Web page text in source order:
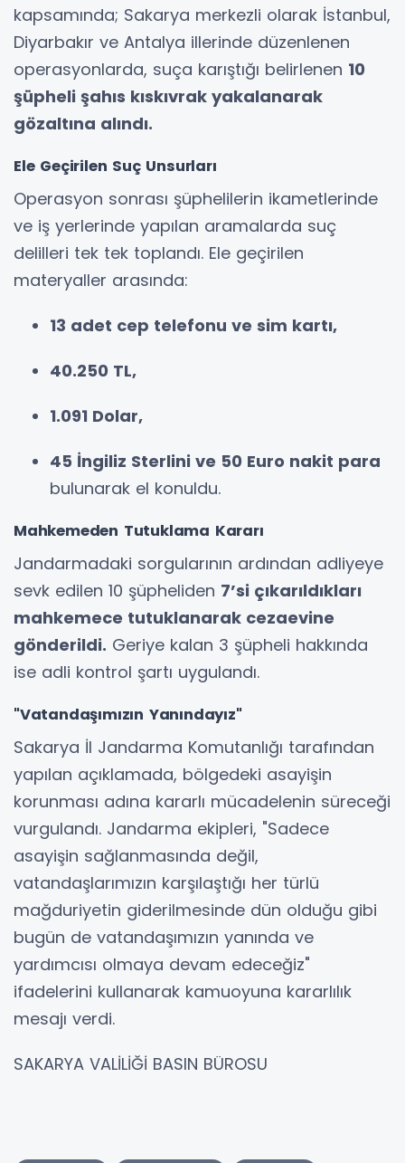
kapsamında; Sakarya merkezli olarak İstanbul,
Diyarbakır ve Antalya illerinde düzenlenen
operasyonlarda, suça karıştığı belirlenen 10
şüpheli şahıs kıskıvrak yakalanarak
gözaltına alındı.
Ele Geçirilen Suç Unsurları
Operasyon sonrası şüphelilerin ikametlerinde
ve iş yerlerinde yapılan aramalarda suç
delilleri tek tek toplandı. Ele geçirilen
materyaller arasında:
13 adet cep telefonu ve sim kartı,
40.250 TL,
1.091 Dolar,
45 İngiliz Sterlini ve 50 Euro nakit para
bulunarak el konuldu.
Mahkemeden Tutuklama Kararı
Jandarmadaki sorgularının ardından adliyeye
sevk edilen 10 şüpheliden 7’si çıkarıldıkları
mahkemece tutuklanarak cezaevine
gönderildi. Geriye kalan 3 şüpheli hakkında
ise adli kontrol şartı uygulandı.
"Vatandaşımızın Yanındayız"
Sakarya İl Jandarma Komutanlığı tarafından
yapılan açıklamada, bölgedeki asayişin
korunması adına kararlı mücadelenin süreceği
vurgulandı. Jandarma ekipleri, "Sadece
asayişin sağlanmasında değil,
vatandaşlarımızın karşılaştığı her türlü
mağduriyetin giderilmesinde dün olduğu gibi
bugün de vatandaşımızın yanında ve
yardımcısı olmaya devam edeceğiz"
ifadelerini kullanarak kamuoyuna kararlılık
mesajı verdi.
SAKARYA VALİLİĞİ BASIN BÜROSU